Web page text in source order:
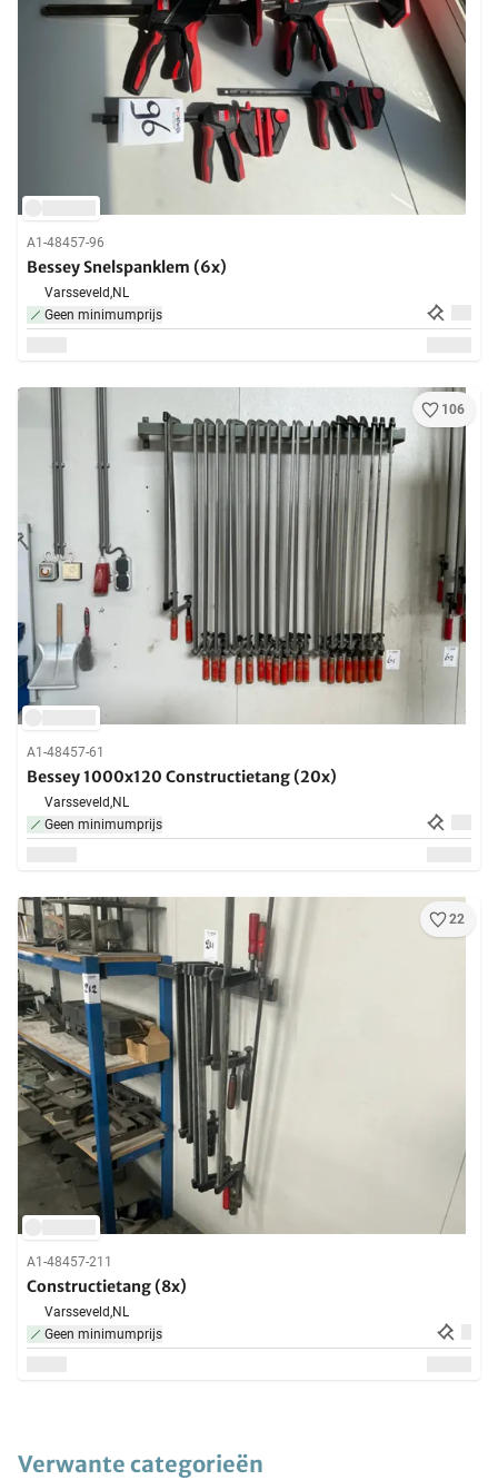
A1-48457-96
Bessey Snelspanklem (6x)
Varsseveld,NL
Geen minimumprijs
106
A1-48457-61
Bessey 1000x120 Constructietang (20x)
Varsseveld,NL
Geen minimumprijs
22
A1-48457-211
Constructietang (8x)
Varsseveld,NL
Geen minimumprijs
Verwante categorieën